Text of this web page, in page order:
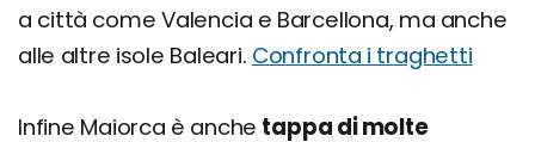
a città come Valencia e Barcellona, ma anche
alle altre isole Baleari. Confronta i traghetti
Infine Maiorca è anche tappa di molte